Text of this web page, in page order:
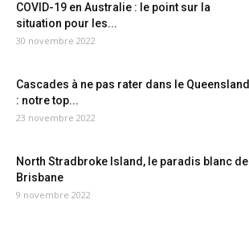
COVID-19 en Australie : le point sur la
situation pour les...
30 novembre 2022
Cascades à ne pas rater dans le Queensland
: notre top...
23 novembre 2022
North Stradbroke Island, le paradis blanc de
Brisbane
9 novembre 2022